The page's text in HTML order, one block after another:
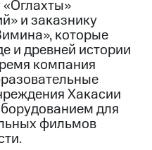
и заказнику
которые
и древней истории
компания
Хакасии
для
фильмов